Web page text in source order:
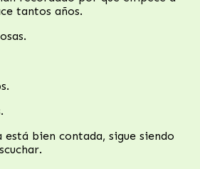
tantos años.
está bien contada, sigue siendo